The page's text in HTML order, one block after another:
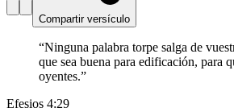
Compartir versículo
“Ninguna palabra torpe salga de
que sea buena para edificación, para
oyentes.”
Efesios 4:29